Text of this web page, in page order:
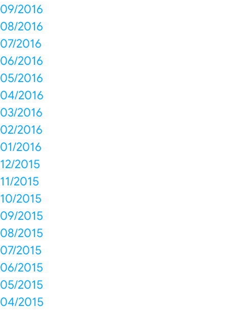
09/2016
08/2016
07/2016
06/2016
05/2016
04/2016
03/2016
02/2016
01/2016
12/2015
11/2015
10/2015
09/2015
08/2015
07/2015
06/2015
05/2015
04/2015